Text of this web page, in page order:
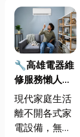
🔧高雄電器維
修服務懶人包
｜冷氣、冰
箱、洗衣機專
業維修
現代家庭生活
離不開各式家
電設備，無論